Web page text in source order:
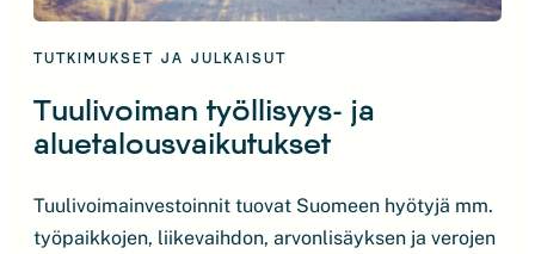
TUTKIMUKSET JA JULKAISUT
Tuulivoiman työllisyys- ja
aluetalousvaikutukset
Tuulivoimainvestoinnit tuovat Suomeen hyötyjä mm.
työpaikkojen, liikevaihdon, arvonlisäyksen ja verojen